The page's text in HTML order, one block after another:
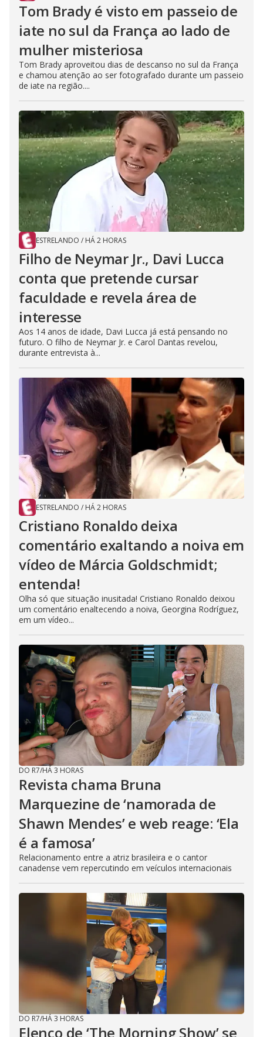
Tom Brady é visto em passeio de
iate no sul da França ao lado de
mulher misteriosa
Tom Brady aproveitou dias de descanso no sul da França
e chamou atenção ao ser fotografado durante um passeio
de iate na região....
ESTRELANDO / HÁ 2 HORAS
Filho de Neymar Jr., Davi Lucca
conta que pretende cursar
faculdade e revela área de
interesse
Aos 14 anos de idade, Davi Lucca já está pensando no
futuro. O filho de Neymar Jr. e Carol Dantas revelou,
durante entrevista à...
ESTRELANDO / HÁ 2 HORAS
Cristiano Ronaldo deixa
comentário exaltando a noiva em
vídeo de Márcia Goldschmidt;
entenda!
Olha só que situação inusitada! Cristiano Ronaldo deixou
um comentário enaltecendo a noiva, Georgina Rodríguez,
em um vídeo...
DO R7/HÁ 3 HORAS
Revista chama Bruna
Marquezine de ‘namorada de
Shawn Mendes’ e web reage: ‘Ela
é a famosa’
Relacionamento entre a atriz brasileira e o cantor
canadense vem repercutindo em veículos internacionais
DO R7/HÁ 3 HORAS
Elenco de ‘The Morning Show’ se